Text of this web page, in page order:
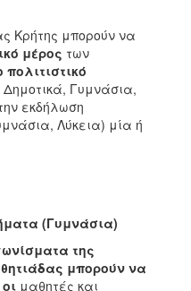
Κρήτης μπορούν να
μέρος των
πολιτιστικό
Γυμνάσια,
εκδήλωση
Λύκεια) μία ή
(Γυμνάσια)
της
μπορούν να
μαθητές και